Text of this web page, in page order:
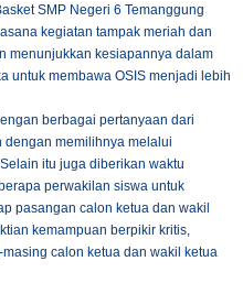
SMP Negeri 6 Temanggung
kegiatan tampak meriah dan
menunjukkan kesiapannya dalam
untuk membawa OSIS menjadi lebih
berbagai pertanyaan dari
dengan memilihnya melalui
itu juga diberikan waktu
perwakilan siswa untuk
pasangan calon ketua dan wakil
kemampuan berpikir kritis,
calon ketua dan wakil ketua